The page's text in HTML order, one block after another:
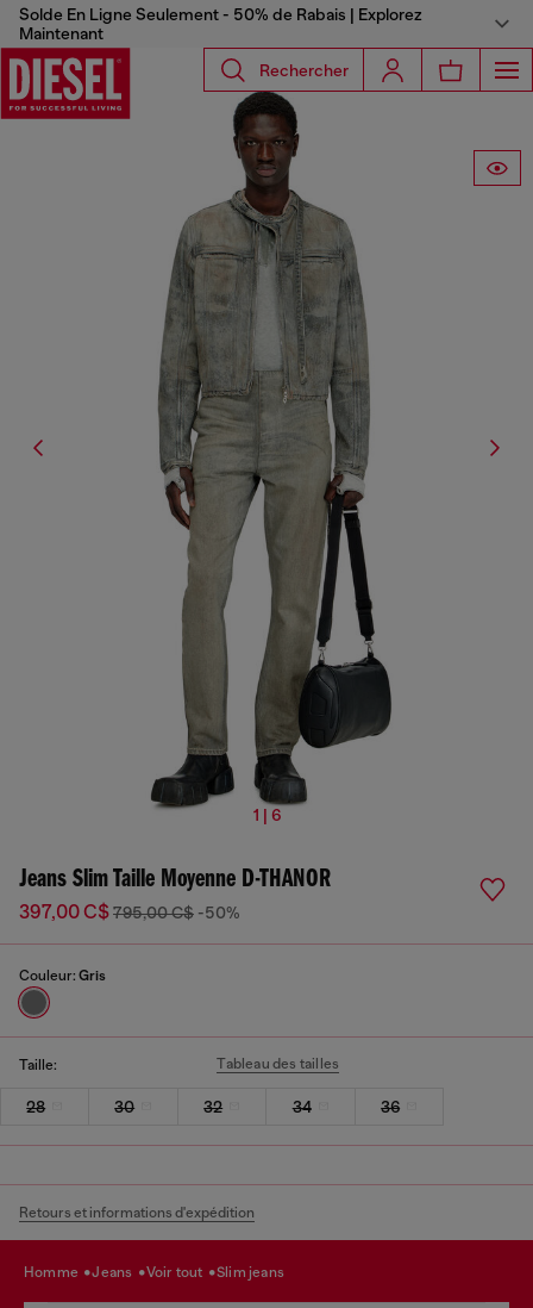
Solde En Ligne Seulement - 50% de Rabais | Explorez
Maintenant
Rechercher
1 | 6
Jeans Slim Taille Moyenne D-THANOR
397,00 C$795,00 C$ -50%
Couleur: Gris
Taille: Tableau des tailles
28 30 32 34 36
Retours et informations d'expédition
homme jeans voir tout slim jeans